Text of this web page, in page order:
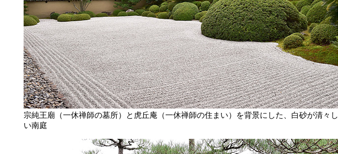
宗純王廟（一休禅師の墓所）と虎丘庵（一休禅師の住まい）を背景にした、白砂が清々し
い南庭